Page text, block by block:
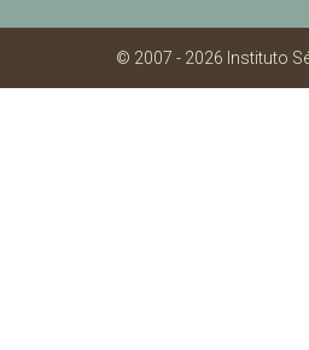
© 2007 - 2026 Instituto